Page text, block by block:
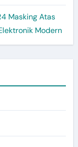
Masking Atas
Modern